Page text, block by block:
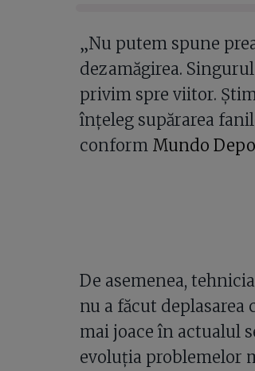
„Nu putem spune
dezamăgirea.
privim spre viitor.
înțeleg supărarea
conform Mundo
De asemenea,
nu a făcut deplasarea
mai joace în actualul
evoluția problemelor